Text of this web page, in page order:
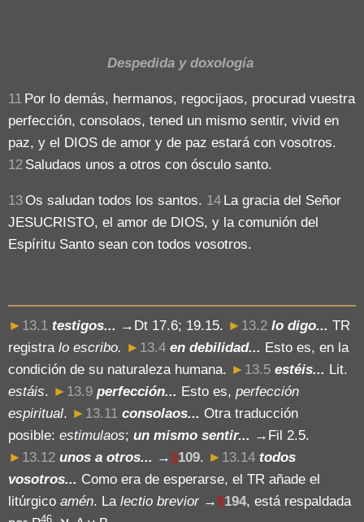
Despedida y doxología
11 Por lo demás, hermanos, regocijaos, procurad vuestra
perfección, consolaos, tened un mismo sentir, vivid en
paz, y el DIOS de amor y de paz estará con vosotros.
12 Saludaos unos a otros con ósculo santo.
13Os saludan todos los santos. 14 La gracia del Señor
JESUCRISTO, el amor de DIOS, y la comunión del
Espíritu Santo sean con todos vosotros.
► 13.1 testigos... →Dt 17.6; 19.15. ► 13.2 lo digo... TR
registralo escribo. ► 13.4 en debilidad... Esto es, en la
condición de su naturaleza humana. ► 13.5 estéis... Lit.
estáis. ► 13.9 perfección... Esto es, perfección
espiritual. ► 13.11 consolaos... Otra traducción
posible: estimulaos; un mismo sentir... →Fil 2.5.
► 13.12 unos a otros... →§109. ► 13.14 todos
vosotros... Como era de esperarse, el TR añade el
litúrgico amén. La lectio brevior →§194, está respaldada
46